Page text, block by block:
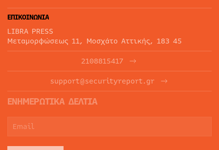
ΕΠΙΚΟΙΝΩΝΙΑ
LIBRA PRESS
Μεταμορφώσεως 11, Μοσχάτο Αττικής, 183 45
2108815417
support@securityreport.gr
ΕΝΗΜΕΡΩΤΙΚΑ ΔΕΛΤΙΑ